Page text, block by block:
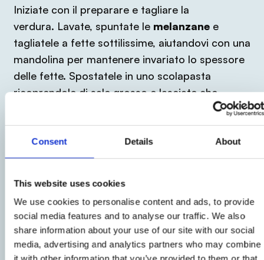
Consent Details About
This website uses cookies
We use cookies to personalise content and ads, to provide
social media features and to analyse our traffic. We also
share information about your use of our site with our social
media, advertising and analytics partners who may combine
Iniziate con il preparare e tagliare la
verdura. Lavate, spuntate lemelanzanee
tagliatele a fette sottilissime, aiutandovi con una
mandolina per mantenere invariato lo spessore
delle fette. Spostatele in uno scolapasta
ricoprendole di sale grosso e lasciate che
Dopodiché, sciacquatele sotto l'acqua corrente,
asciugatele e oliatele leggermente.
2
Tritate finemente ipomodorini: tagliateli prima
a quadretti e poi tritateli fino ad ottenere quasi
una passata cruda di pomodori. Metteteli in una
ciotola e conditeli conun pizzico di sale,un